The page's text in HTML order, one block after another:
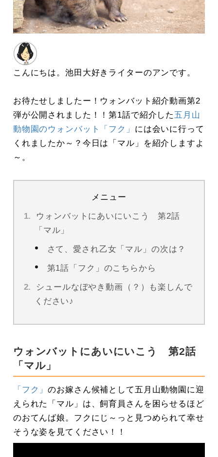
こんにちは。池田大好きライターのアンです。
お待たせしましたー！ウォンバット紹介動画第2
弾が公開されました！！第1話で紹介した五月山
動物園のウォンバット「フク」 には会いに行って
くれましたか～？今日は「マル」を紹介しますよ
～。
メニュー
ウォンバットにあいにいこう 第2話
「マル」
さて、愛され乙女「マル」の次は？
第1話「フク」のこちらから
シュールなぼやき動画（？）も楽しんで
ください♪
ウォンバットにあいにいこう 第2話
「マル」
「フク」のお嫁さん候補として五月山動物園に迎
えられた「マル」は、飼育員さんを困らせるほど
のおてんば娘。フクにじ～っと見つめられて幸せ
そうな姿を見てください！！